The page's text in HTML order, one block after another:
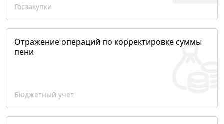
Госзакупки
Отражение операций по корректировке суммы
пени
Бюджетный учет